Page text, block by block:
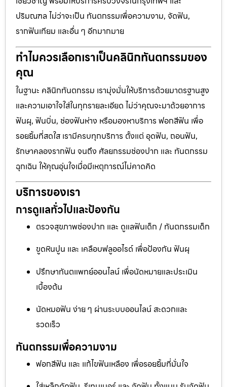
ปริมณฑล ไม่ว่าจะเป็น ทันตกรรมเพื่อความงาม, จัดฟัน,
รากฟันเทียม และอื่น ๆ อีกมากมาย
ทำไมควรเลือกเราเป็นคลินิกทันตกรรมของ
คุณ
ในฐานะ คลินิกทันตกรรม เรามุ่งมั่นให้บริการด้วยมาตรฐานสูง
และความเอาใจใส่ในทุกรายละเอียด ไม่ว่าคุณจะมาด้วยอาการ
ฟันผุ, ฟันบิ่น, ช่องฟันห่าง หรือมองหาบริการ ฟอกสีฟัน เพื่อ
รอยยิ้มที่สดใส เรามีครบทุกบริการ ตั้งแต่ อุดฟัน, ถอนฟัน,
รักษาคลองรากฟัน จนถึง ศัลยกรรมช่องปาก และ ทันตกรรม
ฉุกเฉิน ให้คุณอุ่นใจเมื่อมีเหตุการณ์ไม่คาดคิด
บริการของเรา
การดูแลทั่วไปและป้องกัน
ตรวจสุขภาพช่องปาก และ ดูแลฟันเด็ก / ทันตกรรมเด็ก
ขูดหินปูน และ เคลือบฟลูออไรด์ เพื่อป้องกัน ฟันผุ
ปรึกษาทันตแพทย์ออนไลน์ เพื่อนัดหมายและประเมิน
เบื้องต้น
นัดหมอฟัน ง่าย ๆ ผ่านระบบออนไลน์ สะดวกและ
รวดเร็ว
ทันตกรรมเพื่อความงาม
ฟอกสีฟัน และ แก้ไขฟันเหลือง เพื่อรอยยิ้มที่มั่นใจ